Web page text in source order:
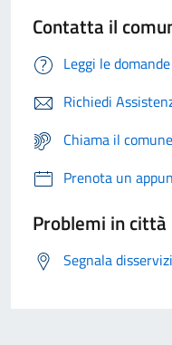
Contatta il
Leggi le
Richiedi
Chiama il
Prenota un
Problemi in città
Segnala